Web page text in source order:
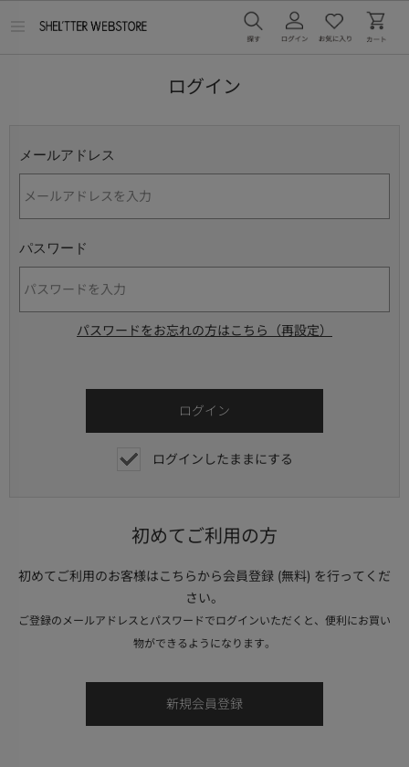
ログイン
メールアドレス
パスワード
パスワードをお忘れの方はこちら（再設定）
ログインしたままにする
初めてご利用の方
初めてご利用のお客様はこちらから会員登録 (無料) を行ってくだ
さい。
ご登録のメールアドレスとパスワードでログインいただくと、便利にお買い
物ができるようになります。